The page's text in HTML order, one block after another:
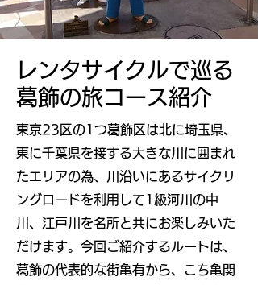
レンタサイクルで巡る
葛飾の旅コース紹介
東京23区の1つ葛飾区は北に埼玉県、
東に千葉県を接する大きな川に囲まれ
たエリアの為、川沿いにあるサイクリ
ングロードを利用して1級河川の中
川、江戸川を名所と共にお楽しみいた
だけます。今回ご紹介するルートは、
葛飾の代表的な街亀有から、こち亀関